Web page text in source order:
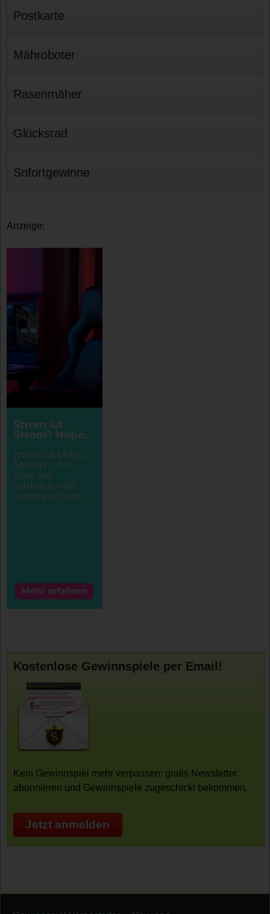
Postkarte
Mähroboter
Rasenmäher
Glücksrad
Sofortgewinne
Anzeige:
Kostenlose Gewinnspiele per Email!
Kein Gewinnspiel mehr verpassen: gratis Newsletter
abonnieren und Gewinnspiele zugeschickt bekommen.
Jetzt anmelden